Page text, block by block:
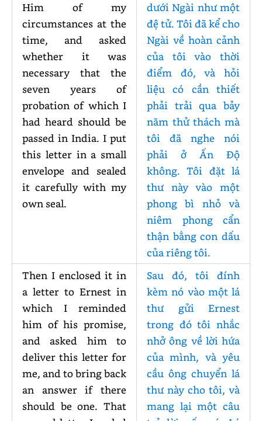
Him of my
circumstances at the
time, and asked
whether it was
necessary that the
seven years of
probation of which I
had heard should be
passed in India. I put
this letter in a small
envelope and sealed
it carefully with my
own seal.
dưới Ngài như một
đệ tử. Tôi đã kể cho
Ngài về hoàn cảnh
của tôi vào thời
điểm đó, và hỏi
liệu có cần thiết
phải trải qua bảy
năm thử thách mà
tôi đã nghe nói
phải ở Ấn Độ
không. Tôi đặt lá
thư này vào một
phong bì nhỏ và
niêm phong cẩn
thận bằng con dấu
của riêng tôi.
Then I enclosed it in
a letter to Ernest in
which I reminded
him of his promise,
and asked him to
deliver this letter for
me, and to bring back
an answer if there
should be one. That
Sau đó, tôi đính
kèm nó vào một lá
thư gửi Ernest
trong đó tôi nhắc
nhở ông về lời hứa
của mình, và yêu
cầu ông chuyển lá
thư này cho tôi, và
mang lại một câu